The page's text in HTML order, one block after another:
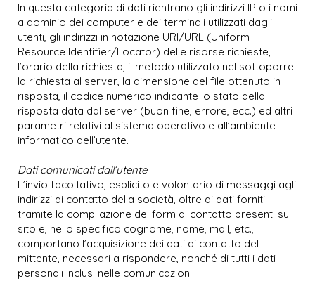
In questa categoria di dati rientrano gli indirizzi IP o i nomi
a dominio dei computer e dei terminali utilizzati dagli
utenti, gli indirizzi in notazione URI/URL (Uniform
Resource Identifier/Locator) delle risorse richieste,
l’orario della richiesta, il metodo utilizzato nel sottoporre
la richiesta al server, la dimensione del file ottenuto in
risposta, il codice numerico indicante lo stato della
risposta data dal server (buon fine, errore, ecc.) ed altri
parametri relativi al sistema operativo e all’ambiente
informatico dell’utente.
Dati comunicati dall’utente
L’invio facoltativo, esplicito e volontario di messaggi agli
indirizzi di contatto della società, oltre ai dati forniti
tramite la compilazione dei form di contatto presenti sul
sito e, nello specifico cognome, nome, mail, etc.,
comportano l’acquisizione dei dati di contatto del
mittente, necessari a rispondere, nonché di tutti i dati
personali inclusi nelle comunicazioni.